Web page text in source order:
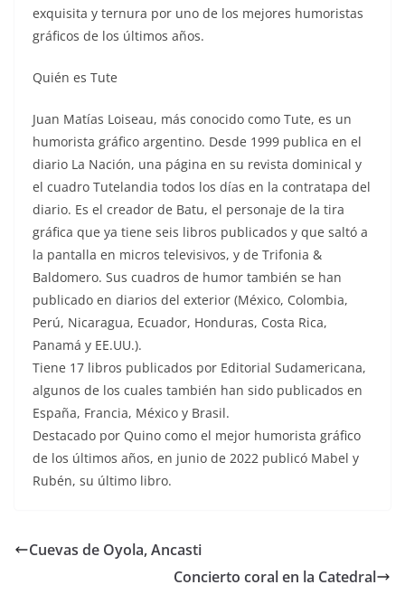
exquisita y ternura por uno de los mejores humoristas
gráficos de los últimos años.
Quién es Tute
Juan Matías Loiseau, más conocido como Tute, es un
humorista gráfico argentino. Desde 1999 publica en el
diario La Nación, una página en su revista dominical y
el cuadro Tutelandia todos los días en la contratapa del
diario. Es el creador de Batu, el personaje de la tira
gráfica que ya tiene seis libros publicados y que saltó a
la pantalla en micros televisivos, y de Trifonia &
Baldomero. Sus cuadros de humor también se han
publicado en diarios del exterior (México, Colombia,
Perú, Nicaragua, Ecuador, Honduras, Costa Rica,
Panamá y EE.UU.).
Tiene 17 libros publicados por Editorial Sudamericana,
algunos de los cuales también han sido publicados en
España, Francia, México y Brasil.
Destacado por Quino como el mejor humorista gráfico
de los últimos años, en junio de 2022 publicó Mabel y
Rubén, su último libro.
Cuevas de Oyola, Ancasti
Concierto coral en la Catedral